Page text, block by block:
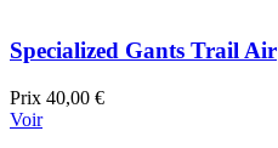
Specialized Gants Trail Air
Prix 40,00 €
Voir